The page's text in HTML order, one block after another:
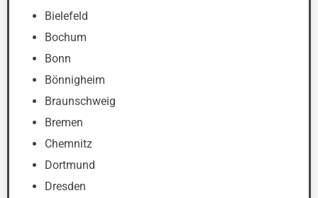
Bielefeld
Bochum
Bonn
Bönnigheim
Braunschweig
Bremen
Chemnitz
Dortmund
Dresden